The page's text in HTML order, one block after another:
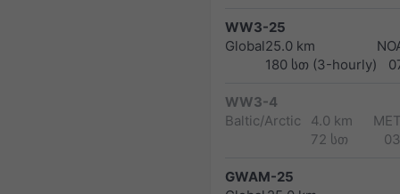
WW3-25
Global25.0 km
180 სთ (3-hourly)
WW3-4
Baltic/Arctic
4.0 km
72 სთ
GWAM-25